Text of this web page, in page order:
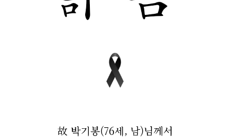
故 박기봉(76세, 남)님께서